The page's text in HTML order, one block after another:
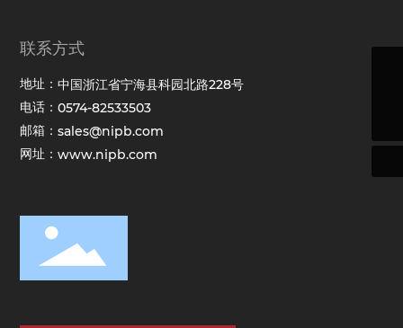
联系方式
地址：中国浙江省宁海县科园北路228号
电话：0574-82533503
邮箱：sales@nipb.com
网址：www.nipb.com
sales@nipb.com